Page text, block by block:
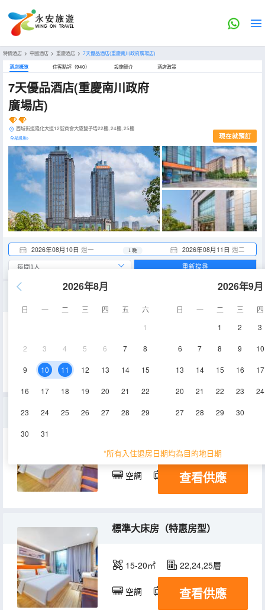
特價酒店 > 中國酒店 > 重慶酒店 > 7天優品酒店(重慶南川政府廣場店)
酒店概览 住客點評（940） 設施簡介 酒店政策
7天優品酒店(重慶南川政府
廣場店)
西城街道隆化大道12號商會大廈雙子塔22樓, 24樓, 25樓
全部設施> 現在就預訂
2026年08月10日 週一 2026年08月11日 週二
1 晚
2026年8月
日 一 二 三 四 五
六
1
2 3 4 5 6 7 8
9 10 11 12 13 14 15
16 17 18 19 20 21 22
23 24 25 26 27 28 29
30 31
2026年9月
日 一 二 三
四
1
2 3
6 7 8 9 10
13 14 15 16 17
20 21 22 23 24
27 28 29 30
*所有入住退房日期均為目的地日期
重新搜尋
20-25㎡ 22,24-25層
25-30㎡ 22,24,25層
空調 電視機
查看供應
標準大床房（特惠房型）
15-20㎡ 22,24,25層
空調 電視機
查看供應